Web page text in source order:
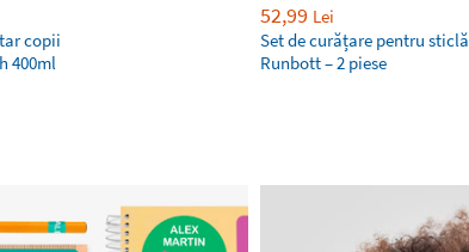
copii
400ml
52,99 Lei
Set de curățare pentru sticlă
Runbott – 2 piese